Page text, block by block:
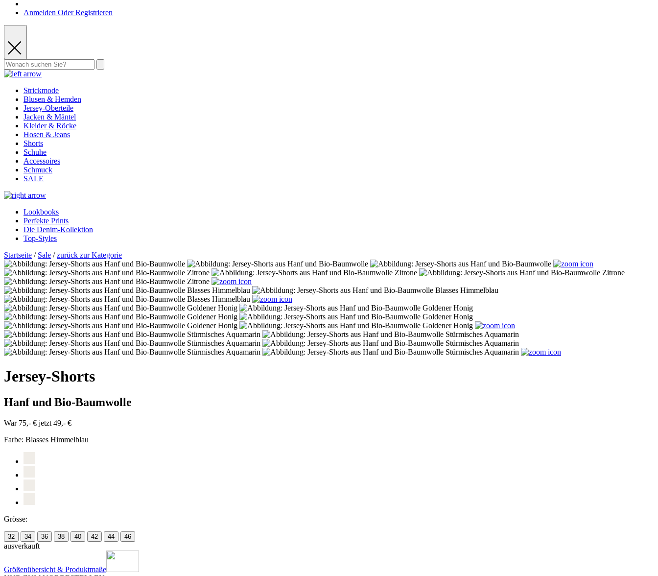
Anmelden Oder Registrieren
Strickmode
Blusen & Hemden
Jersey-Oberteile
Jacken & Mäntel
Kleider & Röcke
Hosen & Jeans
Shorts
Schuhe
Accessoires
Schmuck
SALE
Lookbooks
Perfekte Prints
Die Denim-Kollektion
Top-Styles
Startseite / Sale /zurück zur Kategorie
Jersey-Shorts
Hanf und Bio-Baumwolle
War 75,- € jetzt 49,- €
Farbe: Blasses Himmelblau
Grösse:
32 34 36 38 40 42 44 46
ausverkauft
Größenübersicht & Produktmaße